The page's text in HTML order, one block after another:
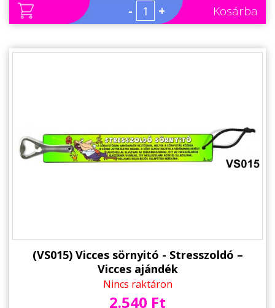
- + Kosárba
(VS015) Vicces sörnyitó - Stresszoldó –
Vicces ajándék
Nincs raktáron
2.540 Ft